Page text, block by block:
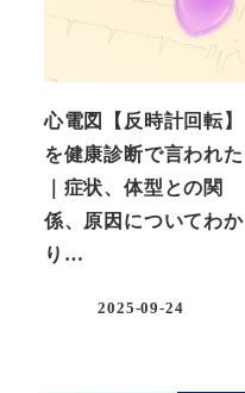
心電図【反時計回転】
を健康診断で言われた
｜症状、体型との関
係、原因についてわか
り…
2025-09-24